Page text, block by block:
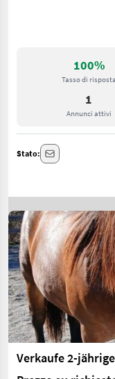
100%
Tasso di risposta
1
Annunci attivi
Stato:
Verkaufe 2-